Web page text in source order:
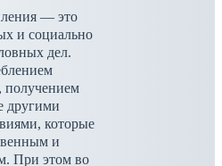
— это
и социально
дел.
другими
которые
и
При этом во